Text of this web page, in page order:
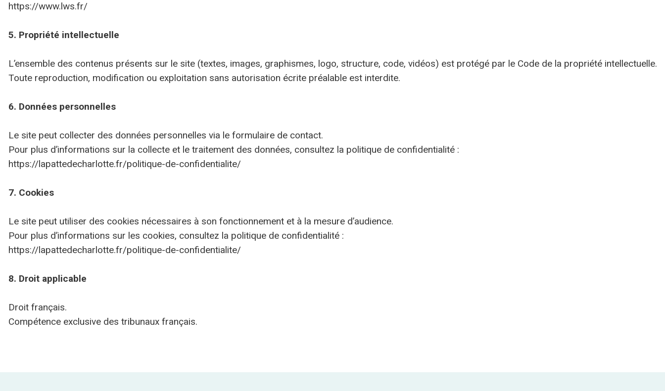
https://www.lws.fr/
5. Propriété intellectuelle
L’ensemble des contenus présents sur le site (textes, images, graphismes, logo, structure, code, vidéos) est protégé par le Code de la propriété intellectuelle.
Toute reproduction, modification ou exploitation sans autorisation écrite préalable est interdite.
6. Données personnelles
Le site peut collecter des données personnelles via le formulaire de contact.
Pour plus d’informations sur la collecte et le traitement des données, consultez la politique de confidentialité :
https://lapattedecharlotte.fr/politique-de-confidentialite/
7. Cookies
Le site peut utiliser des cookies nécessaires à son fonctionnement et à la mesure d’audience.
Pour plus d’informations sur les cookies, consultez la politique de confidentialité :
https://lapattedecharlotte.fr/politique-de-confidentialite/
8. Droit applicable
Droit français.
Compétence exclusive des tribunaux français.